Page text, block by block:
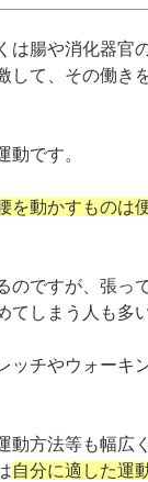
は腸や消化器官
して、その働き
動です。
を動かすものは
のですが、張っ
てしまう人も多
ッチやウォーキ
動方法等も幅広
自分に適した運